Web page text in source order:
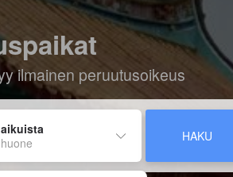
ilmainen peruutusoikeus
HAKU